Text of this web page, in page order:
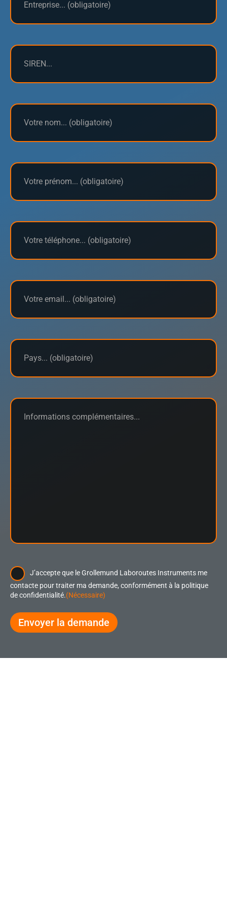
SIREN
Nom(Nécessaire)
Prénom(Nécessaire)
Téléphone(Nécessaire)
E-
Pays(Nécessaire)
Informations
RGPD (Nécessaire)
J’accepte que le Grollemund Laboroutes Instruments me
contacte pour traiter ma demande, conformément à la politique
de confidentialité.(Nécessaire)